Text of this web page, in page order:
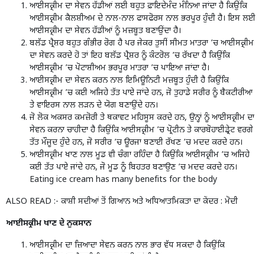
ਆਈਸਕ੍ਰੀਮ ਦਾ ਸੇਵਨ ਹੱਡੀਆਂ ਲਈ ਬਹੁਤ ਫ਼ਾਇਦੇਮੰਦ ਮੰਨਿਆ ਜਾਂਦਾ ਹੈ ਕਿਉਂਕਿ
ਆਈਸਕ੍ਰੀਮ ਕੈਲਸ਼ੀਅਮ ਦੇ ਨਾਲ-ਨਾਲ ਫਾਸਫੋਰਸ ਨਾਲ ਭਰਪੂਰ ਹੁੰਦੀ ਹੈ। ਇਸ ਲਈ
ਆਈਸਕ੍ਰੀਮ ਦਾ ਸੇਵਨ ਹੱਡੀਆਂ ਨੂੰ ਮਜ਼ਬੂਤ ਬਣਾਉਂਦਾ ਹੈ।
ਬਲੱਡ ਪ੍ਰੈਸ਼ਰ ਬਹੁਤ ਗੰਭੀਰ ਰੋਗ ਹੈ ਪਰ ਜੇਕਰ ਤੁਸੀਂ ਸੀਮਤ ਮਾਤਰਾ ’ਚ ਆਈਸਕ੍ਰੀਮ
ਦਾ ਸੇਵਨ ਕਰਦੇ ਹੋ ਤਾਂ ਇਹ ਬਲੱਡ ਪ੍ਰੈਸ਼ਰ ਨੂੰ ਕੰਟਰੋਲ ’ਚ ਰੱਖਦਾ ਹੈ ਕਿਉਂਕਿ
ਆਈਸਕ੍ਰੀਮ ’ਚ ਪੋਟਾਸ਼ੀਅਮ ਭਰਪੂਰ ਮਾਤਰਾ ’ਚ ਪਾਇਆ ਜਾਂਦਾ ਹੈ।
ਆਈਸਕ੍ਰੀਮ ਦਾ ਸੇਵਨ ਕਰਨ ਨਾਲ ਇਮਿਊਨਿਟੀ ਮਜ਼ਬੂਤ ਹੁੰਦੀ ਹੈ ਕਿਉਂਕਿ
ਆਈਸਕ੍ਰੀਮ ’ਚ ਕਈ ਅਜਿਹੇ ਤੱਤ ਪਾਏ ਜਾਂਦੇ ਹਨ, ਜੋ ਤੁਹਾਡੇ ਸਰੀਰ ਨੂੰ ਬੈਕਟੀਰੀਆ
ਤੇ ਵਾਇਰਸ ਨਾਲ ਲੜਨ ਦੇ ਯੋਗ ਬਣਾਉਂਦੇ ਹਨ।
ਜੋ ਲੋਕ ਅਕਸਰ ਕਮਜ਼ੋਰੀ ਤੇ ਥਕਾਵਟ ਮਹਿਸੂਸ ਕਰਦੇ ਹਨ, ਉਨ੍ਹਾਂ ਨੂੰ ਆਈਸਕ੍ਰੀਮ ਦਾ
ਸੇਵਨ ਕਰਨਾ ਚਾਹੀਦਾ ਹੈ ਕਿਉਂਕਿ ਆਈਸਕ੍ਰੀਮ ’ਚ ਪ੍ਰੋਟੀਨ ਤੇ ਕਾਰਬੋਹਾਈਡ੍ਰੇਟ ਵਰਗੇ
ਤੱਤ ਮੌਜੂਦ ਹੁੰਦੇ ਹਨ, ਜੋ ਸਰੀਰ ’ਚ ਊਰਜਾ ਬਣਾਈ ਰੱਖਣ ’ਚ ਮਦਦ ਕਰਦੇ ਹਨ।
ਆਈਸਕ੍ਰੀਮ ਖਾਣ ਨਾਲ ਮੂਡ ਵੀ ਚੰਗਾ ਰਹਿੰਦਾ ਹੈ ਕਿਉਂਕਿ ਆਈਸਕ੍ਰੀਮ ’ਚ ਅਜਿਹੇ
ਕਈ ਤੱਤ ਪਾਏ ਜਾਂਦੇ ਹਨ, ਜੋ ਮੂਡ ਨੂੰ ਬਿਹਤਰ ਬਣਾਉਣ ’ਚ ਮਦਦ ਕਰਦੇ ਹਨ।
Eating ice cream has many benefits for the body
ALSO READ :- ਕਾਸ਼ੀ ਸਦੀਆਂ ਤੋਂ ਗਿਆਨ ਅਤੇ ਅਧਿਆਤਮਿਕਤਾ ਦਾ ਕੇਂਦਰ : ਮੋਦੀ
ਆਈਸਕ੍ਰੀਮ ਖਾਣ ਦੇ ਨੁਕਸਾਨ
ਆਈਸਕ੍ਰੀਮ ਦਾ ਜ਼ਿਆਦਾ ਸੇਵਨ ਕਰਨ ਨਾਲ ਭਾਰ ਵੱਧ ਸਕਦਾ ਹੈ ਕਿਉਂਕਿ